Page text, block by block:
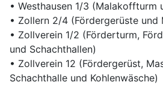
• Westhausen 1/3 (Malakoffturm
• Zollern 2/4 (Fördergerüste und
• Zollverein 1/2 (Förderturm,
und Schachthallen)
• Zollverein 12 (Fördergerüst,
Schachthalle und Kohlenwäsche)